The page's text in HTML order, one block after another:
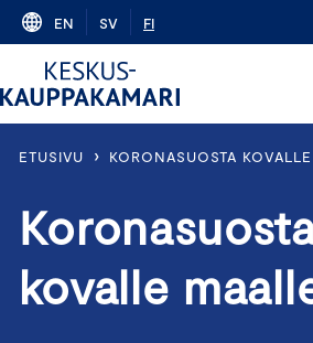
Skip
content
EN SV FI
ETUSIVU › KORONASUOSTA
kovalle